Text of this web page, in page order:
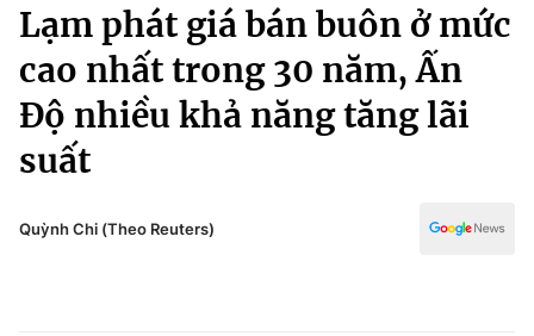
Chuyên mục
Chính trị
Xã hội
Kinh tế
Thể thao
Truyền hình
Văn hóa - Giải trí
Đời sống
Giáo dục
Lạm phát giá bán buôn ở mức
cao nhất trong 30 năm, Ấn
Độ nhiều khả năng tăng lãi
suất
Quỳnh Chi (Theo Reuters)